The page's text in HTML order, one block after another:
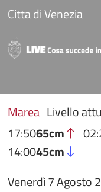
Salta al contenuto
Citta di Venezia
Marea Livello
17:5065cm
14:0045cm
Venerdì 7 Agosto